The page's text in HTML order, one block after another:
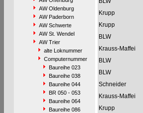
AW Oldenburg
AW Paderborn
AW Schwerte
AW St. Wendel
AW Trier
alte Loknummer
Computernummer
Baureihe 023
Baureihe 038
Baureihe 044
BR 050 - 053
Baureihe 064
Baureihe 086
Krupp
Krupp
BLW
Krauss-Maffei
BLW
BLW
Schneider
Krauss-Maffei
Krupp